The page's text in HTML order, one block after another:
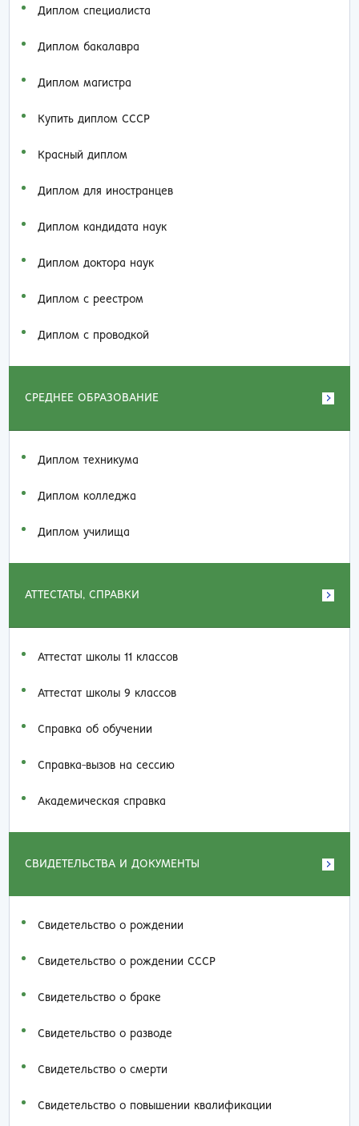
Диплом специалиста
Диплом бакалавра
Диплом магистра
Купить диплом СССР
Красный диплом
Диплом для иностранцев
Диплом кандидата наук
Диплом доктора наук
Диплом с реестром
Диплом с проводкой
СРЕДНЕЕ ОБРАЗОВАНИЕ
Диплом техникума
Диплом колледжа
Диплом училища
АТТЕСТАТЫ, СПРАВКИ
Аттестат школы 11 классов
Аттестат школы 9 классов
Справка об обучении
Справка-вызов на сессию
Академическая справка
СВИДЕТЕЛЬСТВА И ДОКУМЕНТЫ
Свидетельство о рождении
Свидетельство о рождении СССР
Свидетельство о браке
Свидетельство о разводе
Свидетельство о смерти
Свидетельство о повышении квалификации